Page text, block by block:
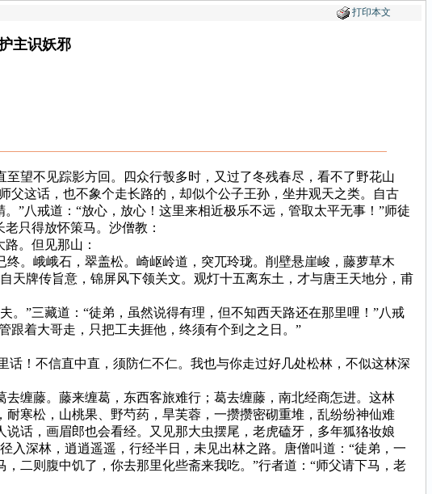
打印本文
主识妖邪
望不见踪影方回。四众行彀多时，又过了冬残春尽，看不了野花山
父这话，也不象个走长路的，却似个公子王孙，坐井观天之类。自古
”八戒道：“放心，放心！这里来相近极乐不远，管取太平无事！”师徒
只得放怀策马。沙僧教：
。但见那山：
。峨峨石，翠盖松。崎岖岭道，突兀玲珑。削壁悬崖峻，藤萝草木
天牌传旨意，锦屏风下领关文。观灯十五离东土，才与唐王天地分，甫
”三藏道：“徒弟，虽然说得有理，但不知西天路还在那里哩！”八戒
跟着大哥走，只把工夫捱他，终须有个到之之日。”
！不信直中直，须防仁不仁。我也与你走过好几处松林，不似这林深
缠藤。藤来缠葛，东西客旅难行；葛去缠藤，南北经商怎进。这林
寒松，山桃果、野芍药，旱芙蓉，一攒攒密砌重堆，乱纷纷神仙难
话，画眉郎也会看经。又见那大虫摆尾，老虎磕牙，多年狐狢妆娘
入深林，逍逍遥遥，行经半日，未见出林之路。唐僧叫道：“徒弟，一
二则腹中饥了，你去那里化些斋来我吃。”行者道：“师父请下马，老